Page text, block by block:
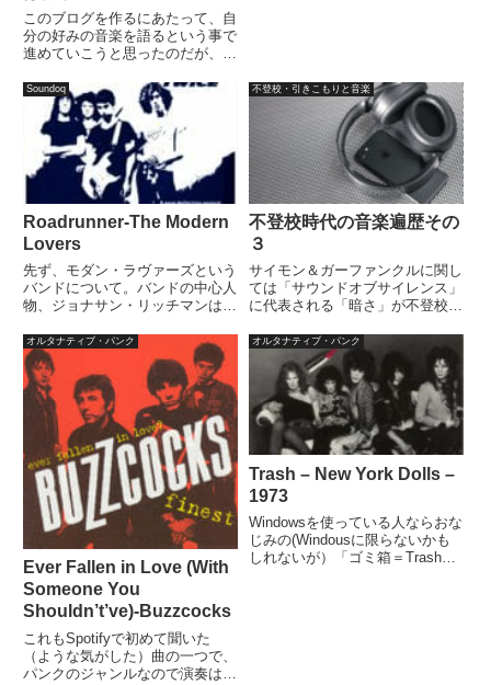
このブログを作るにあたって、自
分の好みの音楽を語るという事で
進めていこうと思ったのだが、自
ズするかといった場面で「はてど
うしたものか？」となった。好き
な曲を単に思いついた順に片っ端
から書いていけばそれでいいと
も...
Soundoq
Roadrunner-The Modern
Lovers
先ず、モダン・ラヴァーズという
バンドについて。バンドの中心人
物、ジョナサン・リッチマンはベ
中になり、高校卒業後に、ニュー
ヨークに行き、個人的にバンドと
知り合いになり、ベルベットのマ
ネージャースティーブ・セスニ
ッ...
不登校・引きこもりと音楽
不登校時代の音楽遍歴その
３
サイモン＆ガーファンクルに関し
ては「サウンドオブサイレンス」
に代表される「暗さ」が不登校時
と思っている。最初にイントロを
聴いた際は由紀さおりの夜明けの
スキャットかと思ったが、それは
どちらが真似をしたとか、リリ
ー...
オルタナティブ・パンク
Ever Fallen in Love (With
Someone You
Shouldn’t’ve)-Buzzcocks
これもSpotifyで初めて聞いた
（ような気がした）曲の一つで、
パンクのジャンルなので演奏は粗
オルタナティブ・パンク
Trash – New York Dolls –
1973
Windowsを使っている人ならおな
じみの(Windousに限らないかも
しれないが）「ゴミ箱＝Trash」